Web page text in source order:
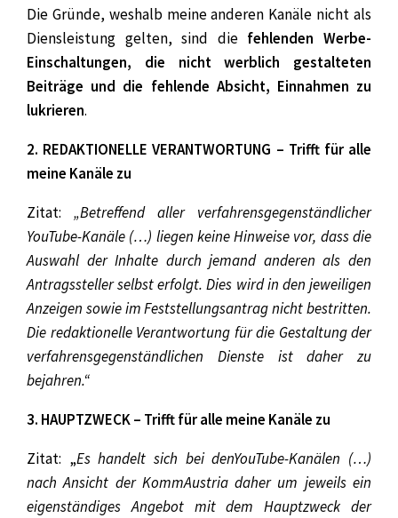
Die Gründe, weshalb meine anderen Kanäle nicht als
Diensleistung gelten, sind die fehlenden Werbe-
Einschaltungen, die nicht werblich gestalteten
Beiträge und die fehlende Absicht, Einnahmen zu
lukrieren.
2. REDAKTIONELLE VERANTWORTUNG – Trifft für alle
meine Kanäle zu
Zitat: „Betreffend aller verfahrensgegenständlicher
YouTube-Kanäle (…) liegen keine Hinweise vor, dass die
Auswahl der Inhalte durch jemand anderen als den
Antragssteller selbst erfolgt. Dies wird in den jeweiligen
Anzeigen sowie im Feststellungsantrag nicht bestritten.
Die redaktionelle Verantwortung für die Gestaltung der
verfahrensgegenständlichen Dienste ist daher zu
bejahren.“
3. HAUPTZWECK – Trifft für alle meine Kanäle zu
Zitat: „Es handelt sich bei denYouTube-Kanälen (…)
nach Ansicht der KommAustria daher um jeweils ein
eigenständiges Angebot mit dem Hauptzweck der